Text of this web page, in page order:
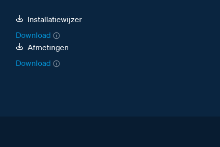
Installatiewijzer
Download
Afmetingen
Download